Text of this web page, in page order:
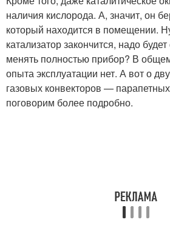
наличия кислорода. А, значит, он
который находится в помещении.
катализатор закончится, надо
менять полностью прибор? В
опыта эксплуатации нет. А вот о
газовых конвекторов —
поговорим более подробно.